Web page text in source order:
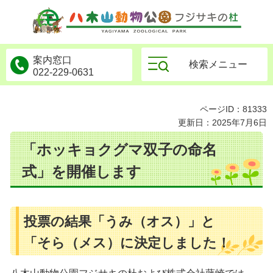
公園フジサキの杜
案内窓口
022-229-0631
検索メニュー
ページID：81333
更新日：2025年7月6日
「ホッキョクグマ双子の命名
式」を開催します
投票の結果「うみ（オス）」と
「そら（メス）に決定しました！